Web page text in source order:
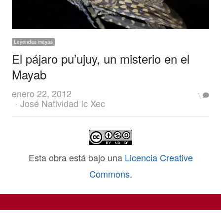
Leyendas mayas
El pájaro pu’ujuy, un misterio en el
Mayab
enero 22, 2012
Author
José Natividad Ic Xec
1
Esta obra está bajo una Licencia Creative
Commons.